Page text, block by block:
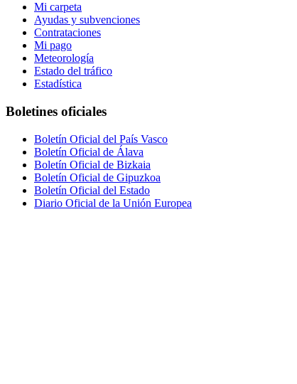
Mi carpeta
Ayudas y subvenciones
Contrataciones
Mi pago
Meteorología
Estado del tráfico
Estadística
Boletines oficiales
Boletín Oficial del País Vasco
Boletín Oficial de Álava
Boletín Oficial de Bizkaia
Boletín Oficial de Gipuzkoa
Boletín Oficial del Estado
Diario Oficial de la Unión Europea